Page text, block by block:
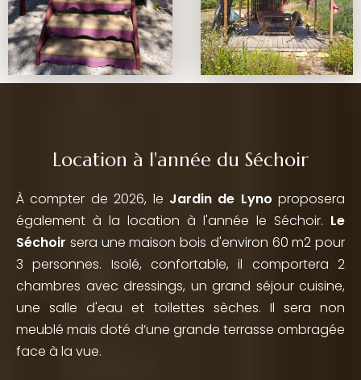
Location à l'année du Séchoir
À compter de 2026, le Jardin de Lyno proposera
également à la location à l'année le Séchoir. Le
Séchoir sera une maison bois d'environ 60 m2 pour
3 personnes. Isolé, confortable, il comportera 2
chambres avec dressings, un grand séjour cuisine,
une salle d'eau et toilettes sèches. Il sera non
meublé mais doté d’une grande terrasse ombragée
face à la vue.